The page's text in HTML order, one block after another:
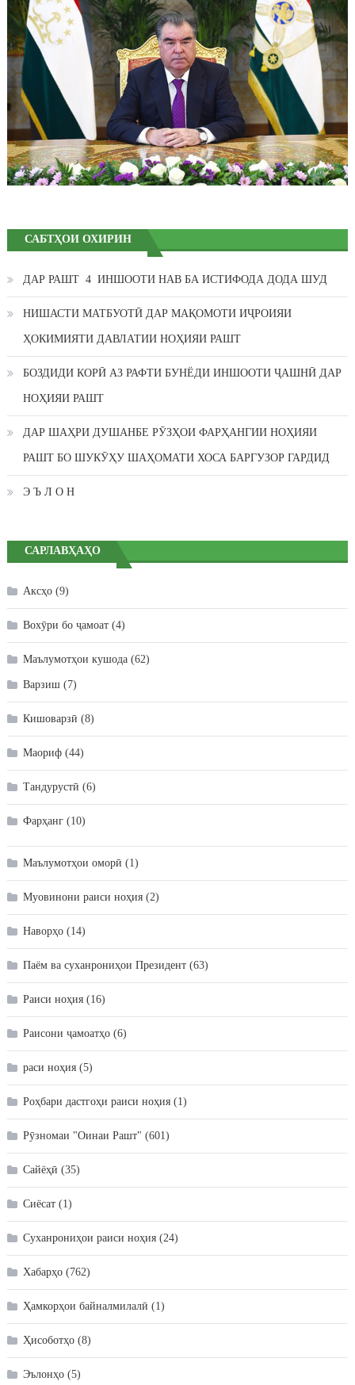
САБТҲОИ ОХИРИН
ДАР РАШТ 4 ИНШООТИ НАВ БА ИСТИФОДА ДОДА ШУД
НИШАСТИ МАТБУОТӢ ДАР МАҚОМОТИ ИҶРОИЯИ
ҲОКИМИЯТИ ДАВЛАТИИ НОҲИЯИ РАШТ
БОЗДИДИ КОРӢ АЗ РАФТИ БУНЁДИ ИНШООТИ ҶАШНӢ ДАР
НОҲИЯИ РАШТ
ДАР ШАҲРИ ДУШАНБЕ РӮЗҲОИ ФАРҲАНГИИ НОҲИЯИ
РАШТ БО ШУКӮҲУ ШАҲОМАТИ ХОСА БАРГУЗОР ГАРДИД
Э Ъ Л О Н
САРЛАВҲАҲО
Аксҳо(9)
Вохӯри бо ҷамоат(4)
Маълумотҳои кушода(62)
Варзиш(7)
Кишоварзӣ (8)
Маориф(44)
Тандурустӣ (6)
Фарҳанг(10)
Маълумотҳои оморӣ (1)
Муовинони раиси ноҳия(2)
Наворҳо(14)
Паём ва суханрониҳои Президент(63)
Раиси ноҳия(16)
Раисони ҷамоатҳо(6)
раси ноҳия(5)
Роҳбари дастгоҳи раиси ноҳия(1)
Рӯзномаи "Оинаи Рашт" (601)
Сайёҳӣ (35)
Сиёсат(1)
Суханрониҳои раиси ноҳия(24)
Хабарҳо(762)
Ҳамкорҳои байналмилалӣ (1)
Ҳисоботҳо(8)
Эълонҳо(5)